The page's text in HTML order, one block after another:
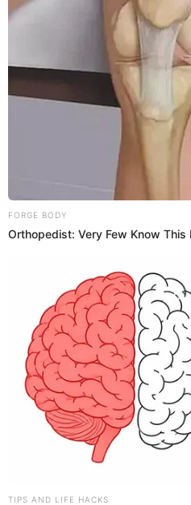
elpopular.pe
28 May 2026 | 23:47 h
28 May 2026 | 23:47 h